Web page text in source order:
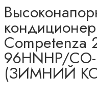
Competenza
96HNHP/
(ЗИМНИЙ